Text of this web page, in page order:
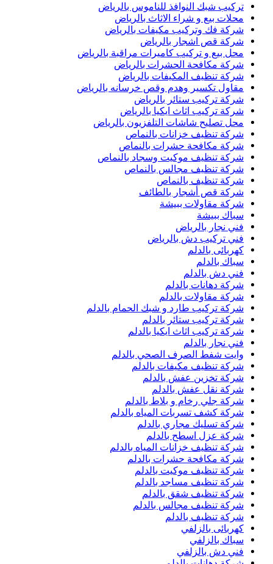
تركيب شبك النوافذ للناموس بالرياض
محلات بيع و شراء الاثاث بالرياض
شركة فك وتركيب مكيفات بالرياض
شركة قص اشجار بالرياض
محل بيع و تركيب كاميرات مراقبة بالرياض
شركة مكافحة الحشرات بالرياض
شركة تنظيف المكيفات بالرياض
مقاول تكسير وهدم وقص خرسانه بالرياض
شركة تركيب ستائر بالرياض
شركة تركيب اثاث ايكيا بالرياض
محل تصليح شاشات التلفزيون بالرياض
شركة تنظيف خزانات بالنماص
شركة مكافحة حشرات بالنماص
شركة تنظيف موكيت وسجاد بالنماص
شركة تنظيف مجالس بالنماص
شركة تنظيف بالنماص
شركة قص أشجار بالطائف
شركة مقاولات ببيشة
سباك ببيشة
فني نجار بالرياض
فني تركيب دش بالرياض
كهربائى بالدلم
سباك بالدلم
فني دش بالدلم
شركة دهانات بالدلم
شركة مقاولات بالدلم
شركة تركيب طارد و شبك الحمام بالدلم
شركة تركيب ستائر بالدلم
شركة تركيب اثاث ايكيا بالدلم
فني نجار بالدلم
وايت شفط الصرف الصحي بالدلم
شركة تنظيف مكيفات بالدلم
شركة تخزين عفش بالدلم
شركة نقل عفش بالدلم
شركة جلي رخام و بلاط بالدلم
شركة كشف تسربات المياه بالدلم
شركة تسليك مجاري بالدلم
شركة عزل اسطح بالدلم
شركة تنظيف خزانات المياه بالدلم
شركة مكافحة حشرات بالدلم
شركة تنظيف موكيت بالدلم
شركة تنظيف مساجد بالدلم
شركة تنظيف شقق بالدلم
شركة تنظيف مجالس بالدلم
شركة تنظيف بالدلم
كهربائى بالزلفي
سباك بالزلفي
فني دش بالزلفي